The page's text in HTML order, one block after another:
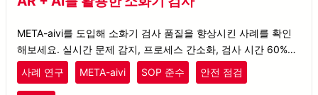
META-aivi를 도입해 소화기 검사 품질을 향상시킨 사례를 확인
해보세요. 실시간 문제 감지, 프로세스 간소화, 검사 시간 60% 단
축을 실현했습니다.
사례 연구 META-aivi SOP 준수 안전 점검